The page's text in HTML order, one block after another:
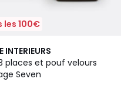
100€
INTERIEURS
places et pouf velours
Seven